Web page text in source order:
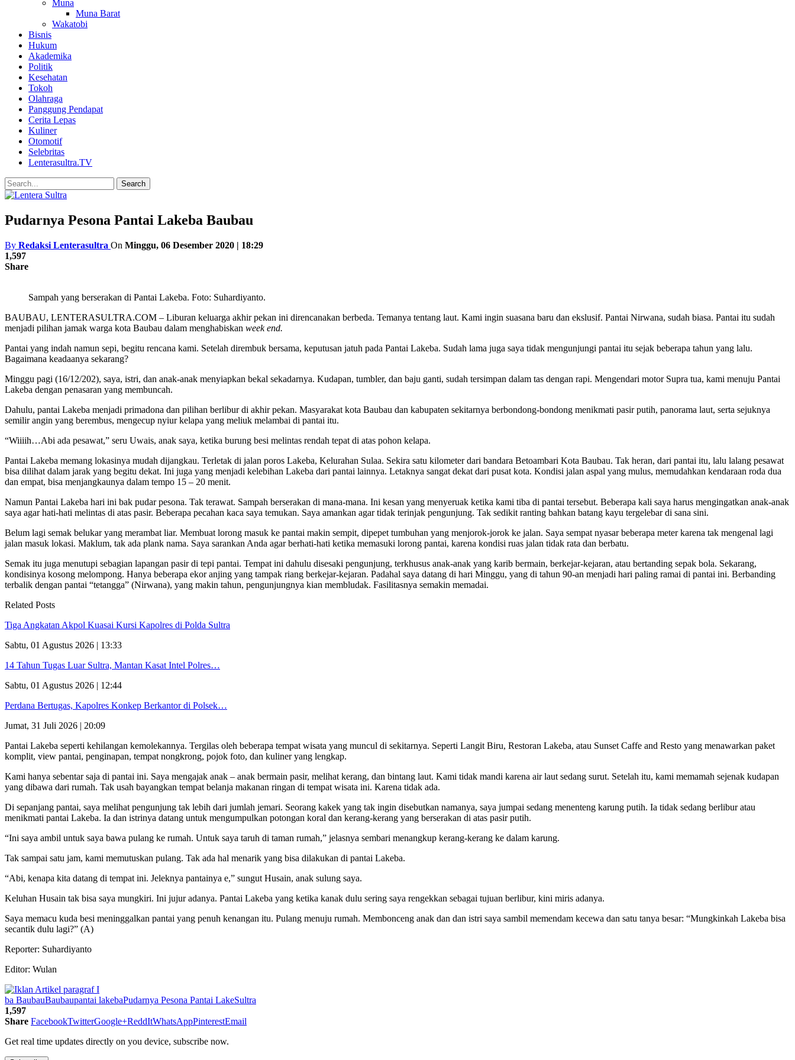
Muna
Muna Barat
Wakatobi
Bisnis
Hukum
Akademika
Politik
Kesehatan
Tokoh
Olahraga
Panggung Pendapat
Cerita Lepas
Kuliner
Otomotif
Selebritas
Lenterasultra.TV
Pudarnya Pesona Pantai Lakeba Baubau
By Redaksi Lenterasultra On Minggu, 06 Desember 2020 | 18:29
1,597
Share
Sampah yang berserakan di Pantai Lakeba. Foto: Suhardiyanto.
BAUBAU, LENTERASULTRA.COM – Liburan keluarga akhir pekan ini direncanakan berbeda. Temanya tentang laut. Kami ingin suasana baru dan ekslusif. Pantai Nirwana, sudah biasa. Pantai itu sudah
menjadi pilihan jamak warga kota Baubau dalam menghabiskan week end.
Pantai yang indah namun sepi, begitu rencana kami. Setelah dirembuk bersama, keputusan jatuh pada Pantai Lakeba. Sudah lama juga saya tidak mengunjungi pantai itu sejak beberapa tahun yang lalu.
Bagaimana keadaanya sekarang?
Minggu pagi (16/12/202), saya, istri, dan anak-anak menyiapkan bekal sekadarnya. Kudapan, tumbler, dan baju ganti, sudah tersimpan dalam tas dengan rapi. Mengendari motor Supra tua, kami menuju Pantai
Lakeba dengan penasaran yang membuncah.
Dahulu, pantai Lakeba menjadi primadona dan pilihan berlibur di akhir pekan. Masyarakat kota Baubau dan kabupaten sekitarnya berbondong-bondong menikmati pasir putih, panorama laut, serta sejuknya
semilir angin yang berembus, mengecup nyiur kelapa yang meliuk melambai di pantai itu.
“Wiiiih…Abi ada pesawat,” seru Uwais, anak saya, ketika burung besi melintas rendah tepat di atas pohon kelapa.
Pantai Lakeba memang lokasinya mudah dijangkau. Terletak di jalan poros Lakeba, Kelurahan Sulaa. Sekira satu kilometer dari bandara Betoambari Kota Baubau. Tak heran, dari pantai itu, lalu lalang pesawat
bisa dilihat dalam jarak yang begitu dekat. Ini juga yang menjadi kelebihan Lakeba dari pantai lainnya. Letaknya sangat dekat dari pusat kota. Kondisi jalan aspal yang mulus, memudahkan kendaraan roda dua
dan empat, bisa menjangkaunya dalam tempo 15 – 20 menit.
Namun Pantai Lakeba hari ini bak pudar pesona. Tak terawat. Sampah berserakan di mana-mana. Ini kesan yang menyeruak ketika kami tiba di pantai tersebut. Beberapa kali saya harus mengingatkan anak-anak
saya agar hati-hati melintas di atas pasir. Beberapa pecahan kaca saya temukan. Saya amankan agar tidak terinjak pengunjung. Tak sedikit ranting bahkan batang kayu tergelebar di sana sini.
Belum lagi semak belukar yang merambat liar. Membuat lorong masuk ke pantai makin sempit, dipepet tumbuhan yang menjorok-jorok ke jalan. Saya sempat nyasar beberapa meter karena tak mengenal lagi
jalan masuk lokasi. Maklum, tak ada plank nama. Saya sarankan Anda agar berhati-hati ketika memasuki lorong pantai, karena kondisi ruas jalan tidak rata dan berbatu.
Semak itu juga menutupi sebagian lapangan pasir di tepi pantai. Tempat ini dahulu disesaki pengunjung, terkhusus anak-anak yang karib bermain, berkejar-kejaran, atau bertanding sepak bola. Sekarang,
kondisinya kosong melompong. Hanya beberapa ekor anjing yang tampak riang berkejar-kejaran. Padahal saya datang di hari Minggu, yang di tahun 90-an menjadi hari paling ramai di pantai ini. Berbanding
terbalik dengan pantai “tetangga” (Nirwana), yang makin tahun, pengunjungnya kian membludak. Fasilitasnya semakin memadai.
Related Posts
Tiga Angkatan Akpol Kuasai Kursi Kapolres di Polda Sultra
Sabtu, 01 Agustus 2026 | 13:33
14 Tahun Tugas Luar Sultra, Mantan Kasat Intel Polres…
Sabtu, 01 Agustus 2026 | 12:44
Perdana Bertugas, Kapolres Konkep Berkantor di Polsek…
Jumat, 31 Juli 2026 | 20:09
Pantai Lakeba seperti kehilangan kemolekannya. Tergilas oleh beberapa tempat wisata yang muncul di sekitarnya. Seperti Langit Biru, Restoran Lakeba, atau Sunset Caffe and Resto yang menawarkan paket
komplit, view pantai, penginapan, tempat nongkrong, pojok foto, dan kuliner yang lengkap.
Kami hanya sebentar saja di pantai ini. Saya mengajak anak – anak bermain pasir, melihat kerang, dan bintang laut. Kami tidak mandi karena air laut sedang surut. Setelah itu, kami memamah sejenak kudapan
yang dibawa dari rumah. Tak usah bayangkan tempat belanja makanan ringan di tempat wisata ini. Karena tidak ada.
Di sepanjang pantai, saya melihat pengunjung tak lebih dari jumlah jemari. Seorang kakek yang tak ingin disebutkan namanya, saya jumpai sedang menenteng karung putih. Ia tidak sedang berlibur atau
menikmati pantai Lakeba. Ia dan istrinya datang untuk mengumpulkan potongan koral dan kerang-kerang yang berserakan di atas pasir putih.
“Ini saya ambil untuk saya bawa pulang ke rumah. Untuk saya taruh di taman rumah,” jelasnya sembari menangkup kerang-kerang ke dalam karung.
Tak sampai satu jam, kami memutuskan pulang. Tak ada hal menarik yang bisa dilakukan di pantai Lakeba.
“Abi, kenapa kita datang di tempat ini. Jeleknya pantainya e,” sungut Husain, anak sulung saya.
Keluhan Husain tak bisa saya mungkiri. Ini jujur adanya. Pantai Lakeba yang ketika kanak dulu sering saya rengekkan sebagai tujuan berlibur, kini miris adanya.
Saya memacu kuda besi meninggalkan pantai yang penuh kenangan itu. Pulang menuju rumah. Membonceng anak dan dan istri saya sambil memendam kecewa dan satu tanya besar: “Mungkinkah Lakeba bisa
secantik dulu lagi?” (A)
Reporter: Suhardiyanto
Editor: Wulan
ba BaubauBaubaupantai lakebaPudarnya Pesona Pantai LakeSultra
1,597
Share FacebookTwitterGoogle+ReddItWhatsAppPinterestEmail
Get real time updates directly on you device, subscribe now.